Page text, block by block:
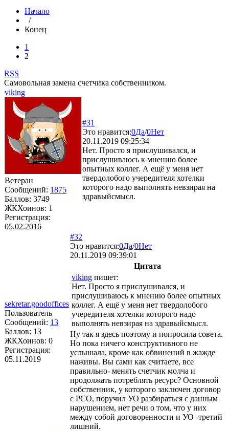
Начало
/
Конец
1
2
RSS
Самовольная замена счетчика собственником.
viking
Ветеран
Сообщений: 1875
Баллов: 3749
ЖКХоинов: 1
Регистрация:
05.02.2016
#31
Это нравится:0Да/0Нет
20.11.2019 09:25:34
Нет. Просто я прислушивался, и
прислушиваюсь к мнению более
опытных коллег. А ещё у меня нет
твердолобого учередителя хотелки
которого надо выполнять невзирая на
здравыйсмысл.
sekretar.goodoffices
Пользователь
Сообщений: 13
Баллов: 13
ЖКХоинов: 0
Регистрация:
05.11.2019
#32
Это нравится:0Да/0Нет
20.11.2019 09:39:01
Цитата
viking пишет:
Нет. Просто я прислушивался, и
прислушиваюсь к мнению более опытных
коллег. А ещё у меня нет твердолобого
учередителя хотелки которого надо
выполнять невзирая на здравыйсмысл.
Ну так я здесь поэтому и попросила совета.
Но пока ничего конструктивного не
услышала, кроме как обвинений в жажде
наживы. Вы сами как считаете, все
правильно- менять счетчик молча и
продолжать потреблять ресурс? Основной
собственник, у которого заключен договор
с РСО, поручил УО разбираться с данным
нарушением, нет речи о том, что у них
между собой договоренности и УО -третий
лишний.